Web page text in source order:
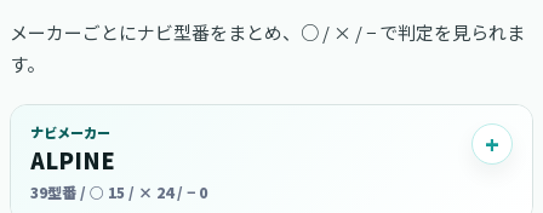
メーカーごとにナビ型番をまとめ、○ / × / − で判定を見られま
す。
ナビメーカー
ALPINE
39型番 / ○ 15 / × 24 / − 0